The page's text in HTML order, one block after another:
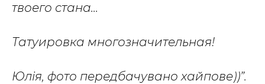
твоего стана...
Татуировка многозначительная!
Юлія, фото передбачувано хайпове))”.